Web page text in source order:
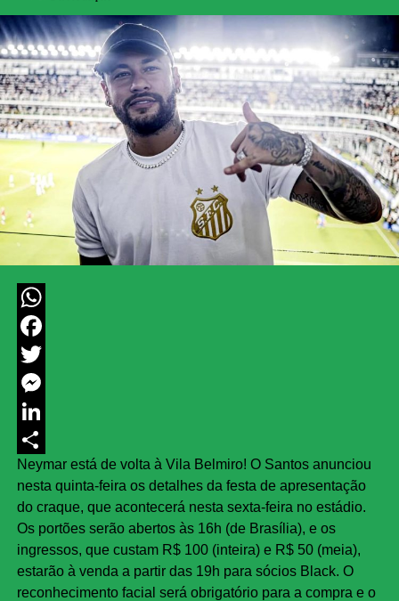
WhatsApp
Facebook
Twitter
Messenger
LinkedIn
Share
Neymar está de volta à Vila Belmiro! O Santos anunciou
nesta quinta-feira os detalhes da festa de apresentação
do craque, que acontecerá nesta sexta-feira no estádio.
Os portões serão abertos às 16h (de Brasília), e os
ingressos, que custam R$ 100 (inteira) e R$ 50 (meia),
estarão à venda a partir das 19h para sócios Black. O
reconhecimento facial será obrigatório para a compra e o